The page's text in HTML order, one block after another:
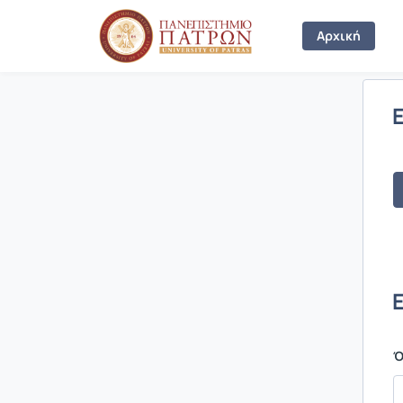
Αρχική
Σύνδεση